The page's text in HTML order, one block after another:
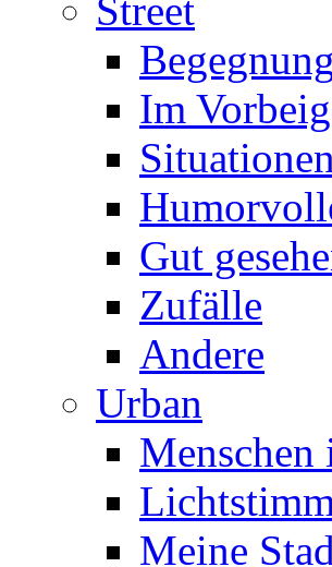
Street
Im
Situationen
Gut
Zufälle
Andere
Urban
Menschen
Meine